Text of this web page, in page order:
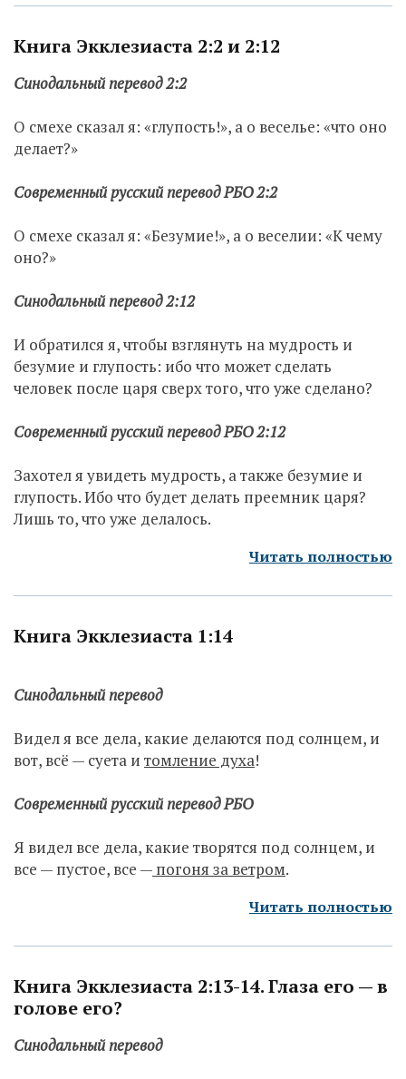
Книга Экклезиаста 2:2 и 2:12
Синодальный перевод 2:2
О смехе сказал я: «глупость!», а о веселье: «что оно
делает?»
Современный русский перевод РБО 2:2
О смехе сказал я: «Безумие!», а о веселии: «К чему
оно?»
Синодальный перевод 2:12
И обратился я, чтобы взглянуть на мудрость и
безумие и глупость: ибо что может сделать
человек после царя сверх того, что уже сделано?
Современный русский перевод РБО 2:12
Захотел я увидеть мудрость, а также безумие и
глупость. Ибо что будет делать преемник царя?
Лишь то, что уже делалось.
Читать полностью
Книга Экклезиаста 1:14
Синодальный перевод
Видел я все дела, какие делаются под солнцем, и
вот, всё — суета и томление духа!
Современный русский перевод РБО
Я видел все дела, какие творятся под солнцем, и
все — пустое, все — погоня за ветром.
Читать полностью
Книга Экклезиаста 2:13-14. Глаза его — в
голове его?
Синодальный перевод